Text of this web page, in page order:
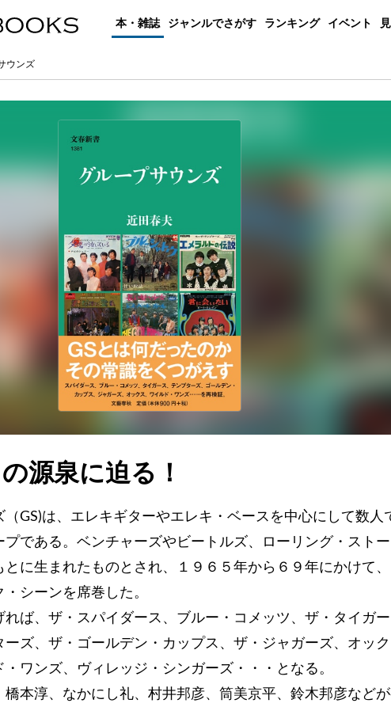
本・雑誌 ジャンルでさがす ランキング イベント
ウンズ
源泉に迫る！
（GS)は、エレキギターやエレキ・ベースを中心にして数人
プである。ベンチャーズやビートルズ、ローリング・スト
とに生まれたものとされ、１９６５年から６９年にかけて、
シーンを席巻した。
れば、ザ・スパイダース、ブルー・コメッツ、ザ・タイガー
ーズ、ザ・ゴールデン・カップス、ザ・ジャガーズ、オック
・ワンズ、ヴィレッジ・シンガーズ・・・となる。
橋本淳、なかにし礼、村井邦彦、筒美京平、鈴木邦彦など